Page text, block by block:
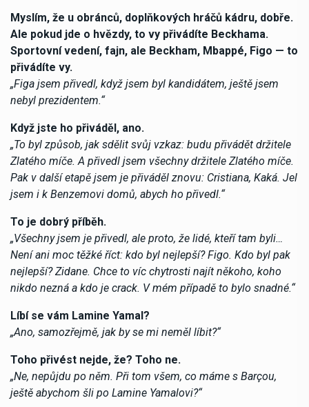
Myslím, že u obránců, doplňkových hráčů kádru, dobře.
Ale pokud jde o hvězdy, to vy přivádíte Beckhama.
Sportovní vedení, fajn, ale Beckham, Mbappé, Figo — to
přivádíte vy.
„Figa jsem přivedl, když jsem byl kandidátem, ještě jsem
nebyl prezidentem.“
Když jste ho přiváděl, ano.
„To byl způsob, jak sdělit svůj vzkaz: budu přivádět držitele
Zlatého míče. A přivedl jsem všechny držitele Zlatého míče.
Pak v další etapě jsem je přiváděl znovu: Cristiana, Kaká. Jel
jsem i k Benzemovi domů, abych ho přivedl.“
To je dobrý příběh.
„Všechny jsem je přivedl, ale proto, že lidé, kteří tam byli…
Není ani moc těžké říct: kdo byl nejlepší? Figo. Kdo byl pak
nejlepší? Zidane. Chce to víc chytrosti najít někoho, koho
nikdo nezná a kdo je crack. V mém případě to bylo snadné.“
Líbí se vám Lamine Yamal?
„Ano, samozřejmě, jak by se mi neměl líbit?“
Toho přivést nejde, že? Toho ne.
„Ne, nepůjdu po něm. Při tom všem, co máme s Barçou,
ještě abychom šli po Lamine Yamalovi?“